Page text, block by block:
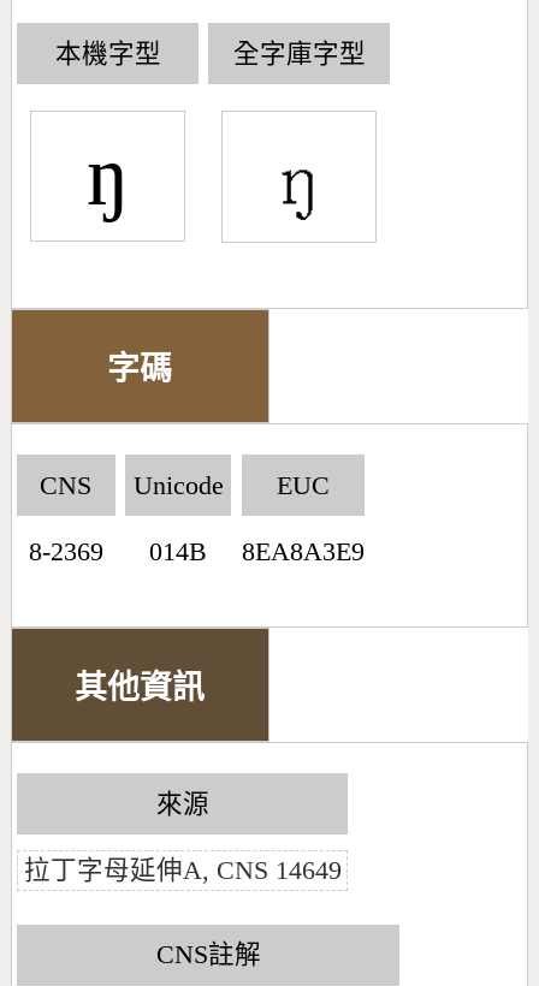
本機字型
ŋ
全字庫字型
字碼
CNS
8-2369
Unicode
014B
EUC
8EA8A3E9
其他資訊
來源
拉丁字母延伸A, CNS 14649
CNS註解